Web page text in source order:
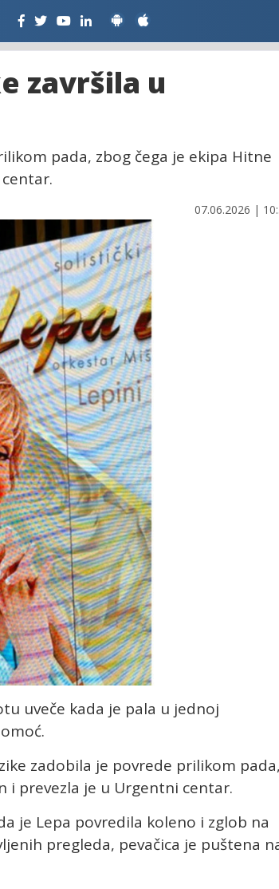
završila u
pada, zbog čega je ekipa Hitne
07.06.2026 |
uveče kada je pala u jednoj
zadobila je povrede prilikom
i prevezla je u Urgentni centar.
je Lepa povredila koleno i zglob na
pregleda, pevačica je puštena